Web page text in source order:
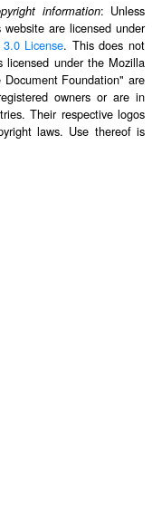
information: Unless
are licensed under
License. This does not
licensed under the Mozilla
Foundation" are
owners or are in
Their respective logos
laws. Use thereof is